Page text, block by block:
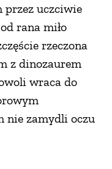
uczciwie
rana miło
rzeczona
z dinozaurem
wraca do
nie zamydli oczu